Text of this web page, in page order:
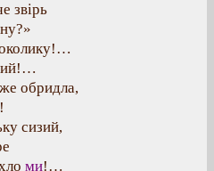
звірь
обридла,
сизий,
ми!…